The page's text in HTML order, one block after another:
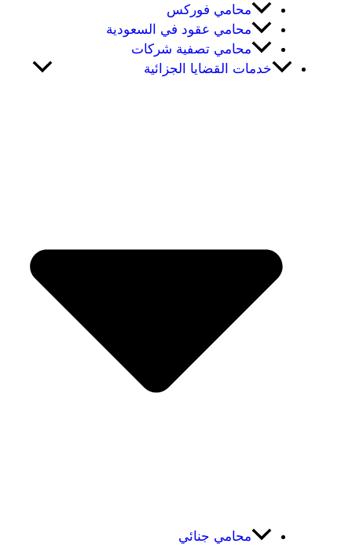
محامي فوركس
محامي عقود في السعودية
محامي تصفية شركات
خدمات القضايا الجزائية
محامي جنائي